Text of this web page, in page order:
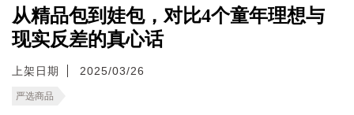
从精品包到娃包，对比4个童年理想与
现实反差的真心话
上架日期 2025/03/26
严选商品